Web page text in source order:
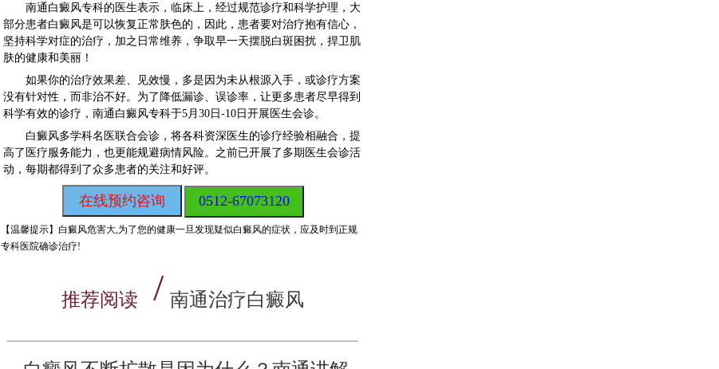
南通白癜风专科的医生表示，临床上，经过规范诊疗和科学护理，大
部分患者白癜风是可以恢复正常肤色的，因此，患者要对治疗抱有信心，
坚持科学对症的治疗，加之日常维养，争取早一天摆脱白斑困扰，捍卫肌
肤的健康和美丽！
如果你的治疗效果差、见效慢，多是因为未从根源入手，或诊疗方案
没有针对性，而非治不好。为了降低漏诊、误诊率，让更多患者尽早得到
科学有效的诊疗，南通白癜风专科于5月30日-10日开展医生会诊。
白癜风多学科名医联合会诊，将各科资深医生的诊疗经验相融合，提
高了医疗服务能力，也更能规避病情风险。之前已开展了多期医生会诊活
动，每期都得到了众多患者的关注和好评。
在线预约咨询 0512-67073120
【温馨提示】 白癜风危害大,为了您的健康一旦发现疑似白癜风的症状，应及时到正规
专科医院确诊治疗!
推荐阅读 南通治疗白癜风